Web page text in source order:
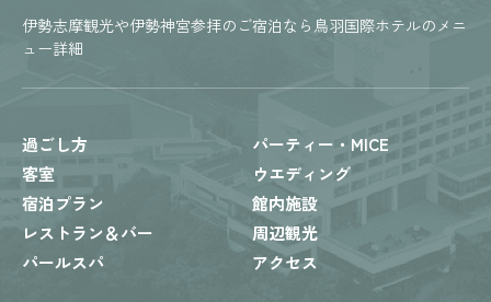
伊勢志摩観光や伊勢神宮参拝のご宿泊なら鳥羽国際ホテルのメニ
ュー詳細
過ごし方
客室
宿泊プラン
レストラン＆バー
パールスパ
パーティー・MICE
ウエディング
館内施設
周辺観光
アクセス